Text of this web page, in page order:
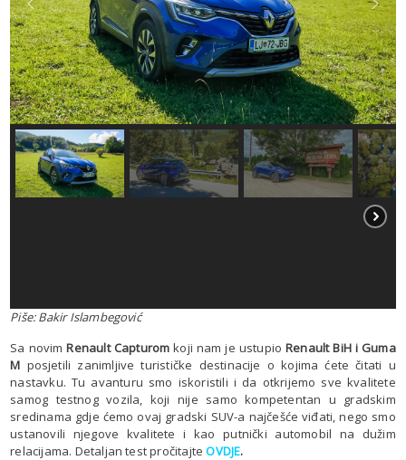
Piše: Bakir Islambegović
Sa novimRenault Capturomkoji nam je ustupioRenault BiH i Guma
M posjetili zanimljive turističke destinacije o kojima ćete čitati u
nastavku. Tu avanturu smo iskoristili i da otkrijemo sve kvalitete
samog testnog vozila, koji nije samo kompetentan u gradskim
sredinama gdje ćemo ovaj gradski SUV-a najčešće viđati, nego smo
ustanovili njegove kvalitete i kao putnički automobil na dužim
relacijama. Detaljan test pročitajteOVDJE.